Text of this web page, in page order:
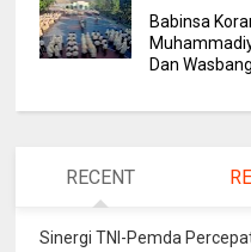
Babinsa
Dan Wasbang
RECENT
Sinergi TNI-Pemda